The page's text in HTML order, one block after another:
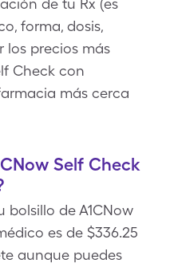
de tu Rx (es
forma, dosis,
precios más
Check con
más cerca
Self Check
bolsillo de A1CNow
es de $336.25
aunque puedes